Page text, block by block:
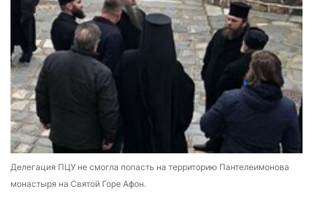
Делегация ПЦУ не смогла попасть на территорию Пантелеимонова
монастыря на Святой Горе Афон.